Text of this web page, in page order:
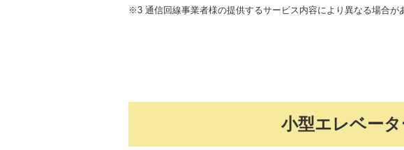
※3 通信回線事業者様の提供するサービス内容により異なる場合が
小型エレベータ